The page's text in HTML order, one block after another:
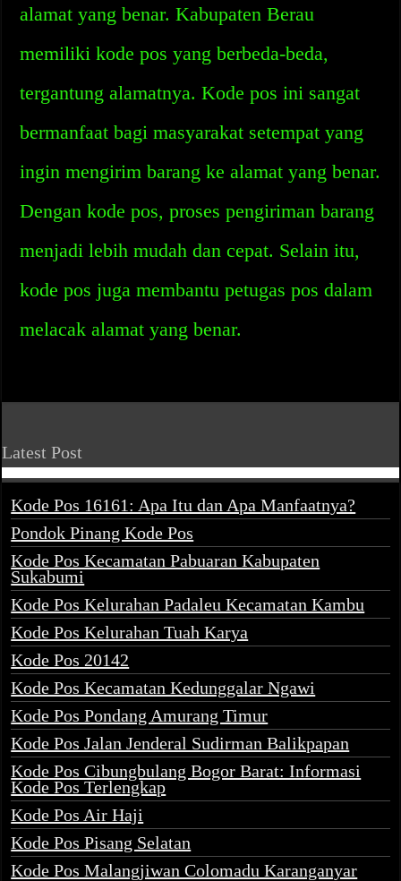
alamat yang benar. Kabupaten Berau
memiliki kode pos yang berbeda-beda,
tergantung alamatnya. Kode pos ini sangat
bermanfaat bagi masyarakat setempat yang
ingin mengirim barang ke alamat yang benar.
Dengan kode pos, proses pengiriman barang
menjadi lebih mudah dan cepat. Selain itu,
kode pos juga membantu petugas pos dalam
melacak alamat yang benar.
Latest Post
Kode Pos 16161: Apa Itu dan Apa Manfaatnya?
Pondok Pinang Kode Pos
Kode Pos Kecamatan Pabuaran Kabupaten
Sukabumi
Kode Pos Kelurahan Padaleu Kecamatan Kambu
Kode Pos Kelurahan Tuah Karya
Kode Pos 20142
Kode Pos Kecamatan Kedunggalar Ngawi
Kode Pos Pondang Amurang Timur
Kode Pos Jalan Jenderal Sudirman Balikpapan
Kode Pos Cibungbulang Bogor Barat: Informasi
Kode Pos Terlengkap
Kode Pos Air Haji
Kode Pos Pisang Selatan
Kode Pos Malangjiwan Colomadu Karanganyar